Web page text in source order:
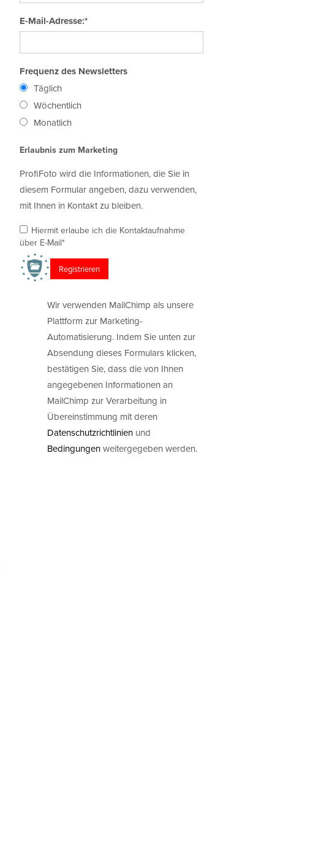
E-Mail-Adresse:*
Frequenz des Newsletters
Täglich
Wöchentlich
Monatlich
Erlaubnis zum Marketing
ProfiFoto wird die Informationen, die Sie in
diesem Formular angeben, dazu verwenden,
mit Ihnen in Kontakt zu bleiben.
Hiermit erlaube ich die Kontaktaufnahme
über E-Mail*
Wir verwenden MailChimp als unsere
Plattform zur Marketing-
Automatisierung. Indem Sie unten zur
Absendung dieses Formulars klicken,
bestätigen Sie, dass die von Ihnen
angegebenen Informationen an
MailChimp zur Verarbeitung in
Übereinstimmung mit deren
Datenschutzrichtlinien und
Bedingungenweitergegeben werden.